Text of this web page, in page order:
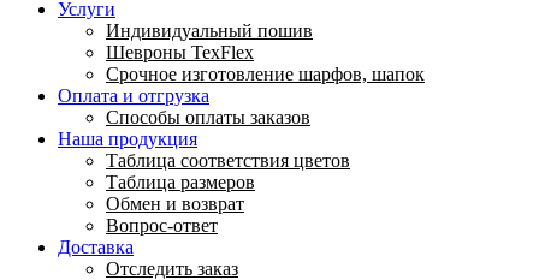
Услуги
Индивидуальный пошив
Шевроны TexFlex
Срочное изготовление шарфов, шапок
Оплата и отгрузка
Способы оплаты заказов
Наша продукция
Таблица соответствия цветов
Таблица размеров
Обмен и возврат
Вопрос-ответ
Доставка
Отследить заказ